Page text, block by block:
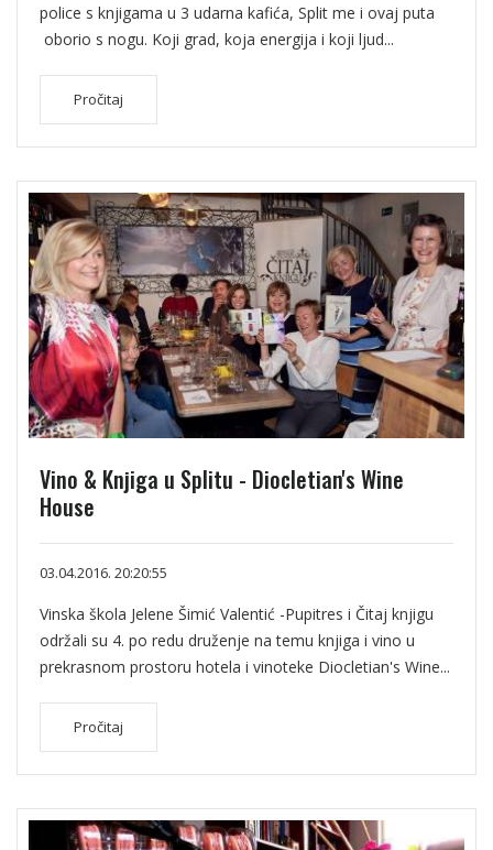
police s knjigama u 3 udarna kafića, Split me i ovaj puta
oborio s nogu. Koji grad, koja energija i koji ljud...
Pročitaj
Vino & Knjiga u Splitu - Diocletian's Wine
House
03.04.2016. 20:20:55
Vinska škola Jelene Šimić Valentić -Pupitres i Čitaj knjigu
održali su 4. po redu druženje na temu knjiga i vino u
prekrasnom prostoru hotela i vinoteke Diocletian's Wine...
Pročitaj